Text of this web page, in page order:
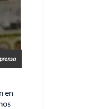
en